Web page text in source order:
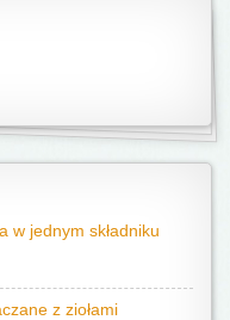
w jednym składniku
z ziołami